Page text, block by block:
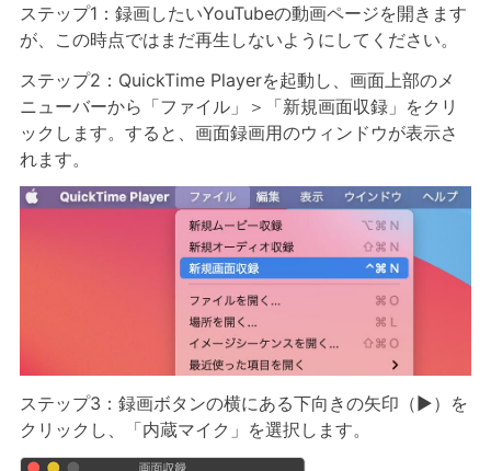
ステップ1：録画したいYouTubeの動画ページを開きます
が、この時点ではまだ再生しないようにしてください。
ステップ2：QuickTime Playerを起動し、画面上部のメ
ニューバーから「ファイル」＞「新規画面収録」をクリ
ックします。すると、画面録画用のウィンドウが表示さ
れます。
ステップ3：録画ボタンの横にある下向きの矢印（▶︎）を
クリックし、「内蔵マイク」を選択します。